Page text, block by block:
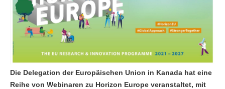
Die Delegation der Europäischen Union in Kanada hat eine
Reihe von Webinaren zu Horizon Europe veranstaltet, mit